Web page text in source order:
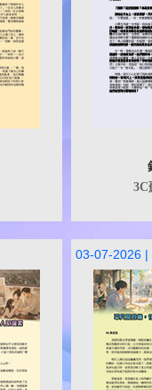
3C
03-07-2026 |